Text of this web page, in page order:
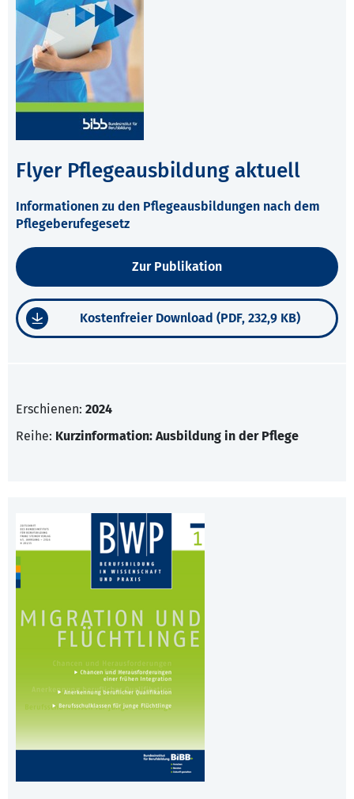
Flyer Pflegeausbildung aktuell
Informationen zu den Pflegeausbildungen nach dem
Pflegeberufegesetz
Zur Publikation
Kostenfreier Download (PDF, 232,9 KB)
Erschienen: 2024
Reihe: Kurzinformation: Ausbildung in der Pflege